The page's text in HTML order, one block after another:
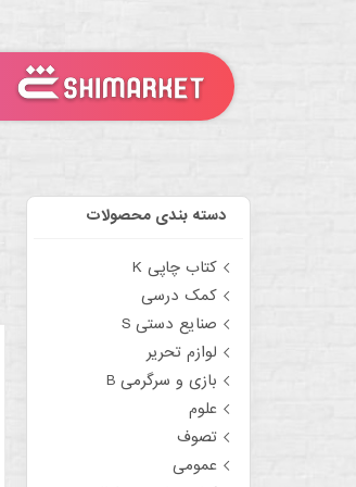
دسته بندی محصولات
کتاب چاپی K
کمک درسی
صنایع دستی S
لوازم تحریر
بازی و سرگرمی B
علوم
تصوف
عمومی